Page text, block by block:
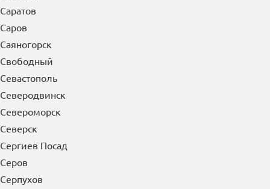
Саратов
Саров
Саяногорск
Свободный
Севастополь
Северодвинск
Североморск
Северск
Сергиев Посад
Серов
Серпухов